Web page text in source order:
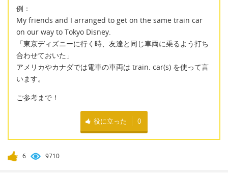
例：
My friends and I arranged to get on the same train car
on our way to Tokyo Disney.
「東京ディズニーに行く時、友達と同じ車両に乗るよう打ち
合わせておいた」
アメリカやカナダでは電車の車両は train. car(s) を使って言
います。
ご参考まで！
役に立った 0
6 9710